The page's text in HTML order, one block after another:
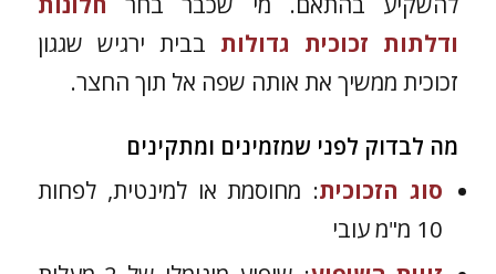
ודלתות זכוכית גדולות בבית ירגיש שגגון
זכוכית ממשיך את אותה שפה אל תוך החצר.
מה לבדוק לפני שמזמינים ומתקינים
סוג הזכוכית: מחוסמת או למינטית, לפחות
10 מ"מ עובי